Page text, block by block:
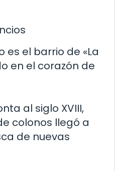
es el barrio de «La
en el corazón de
al siglo XVIII,
colonos llegó a
de nuevas